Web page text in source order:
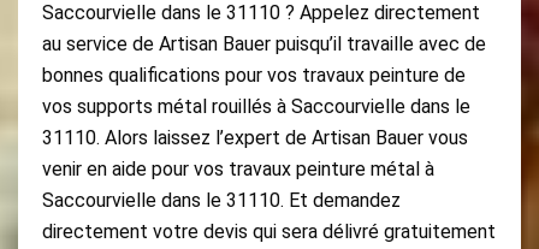
Saccourvielle dans le 31110 ? Appelez directement
au service de Artisan Bauer puisqu’il travaille avec de
bonnes qualifications pour vos travaux peinture de
vos supports métal rouillés à Saccourvielle dans le
31110. Alors laissez l’expert de Artisan Bauer vous
venir en aide pour vos travaux peinture métal à
Saccourvielle dans le 31110. Et demandez
directement votre devis qui sera délivré gratuitement